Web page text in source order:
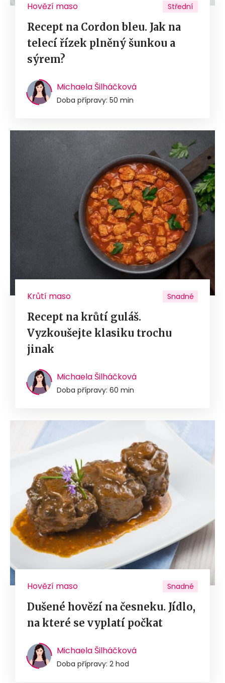
Hovězí maso Střední
Recept na Cordon bleu. Jak na
telecí řízek plněný šunkou a
sýrem?
Michaela Šilháčková
Doba přípravy: 50 min
Krůtí maso Snadné
Recept na krůtí guláš.
Vyzkoušejte klasiku trochu
jinak
Michaela Šilháčková
Doba přípravy: 60 min
Hovězí maso Snadné
Dušené hovězí na česneku. Jídlo,
na které se vyplatí počkat
Michaela Šilháčková
Doba přípravy: 2 hod